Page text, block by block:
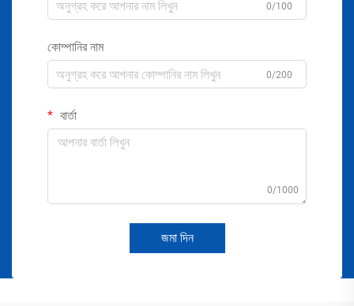
0/100
কোম্পানির নাম
0/200
বার্তা
0/1000
জমা দিন